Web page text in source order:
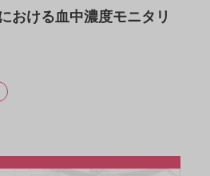
おける血中濃度モニタリ